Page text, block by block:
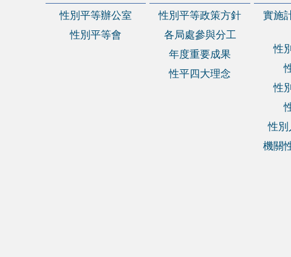
性別平等辦公室
性別平等會
性別平等政策方針
各局處參與分工
年度重要成果
性平四大理念
實施
性
性
性別
機關